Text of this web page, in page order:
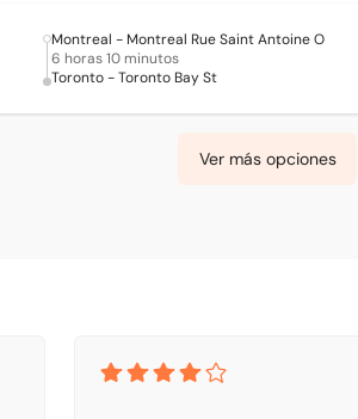
Montreal - Montreal Rue Saint Antoine O
6 horas 10 minutos
Toronto - Toronto Bay St
Ver más opciones